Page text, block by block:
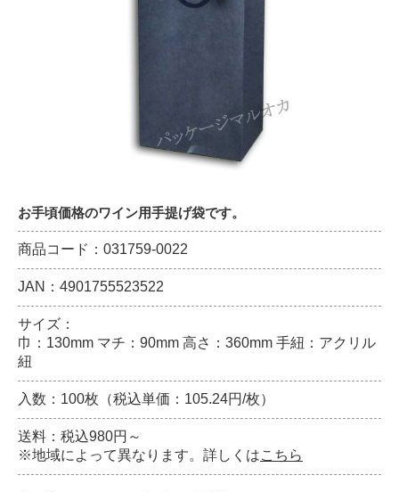
お手頃価格のワイン用手提げ袋です。
商品コード：031759-0022
JAN：4901755523522
サイズ：
巾：130mm マチ：90mm 高さ：360mm 手紐：アクリル
紐
入数：100枚（税込単価：105.24円/枚）
送料：税込980円～
※地域によって異なります。詳しくはこちら